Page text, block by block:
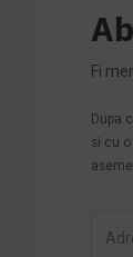
Fi
Dupa
si cu